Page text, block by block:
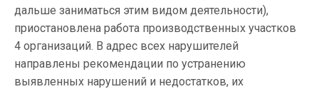
дальше заниматься этим видом деятельности),
приостановлена работа производственных участков
4 организаций. В адрес всех нарушителей
направлены рекомендации по устранению
выявленных нарушений и недостатков, их